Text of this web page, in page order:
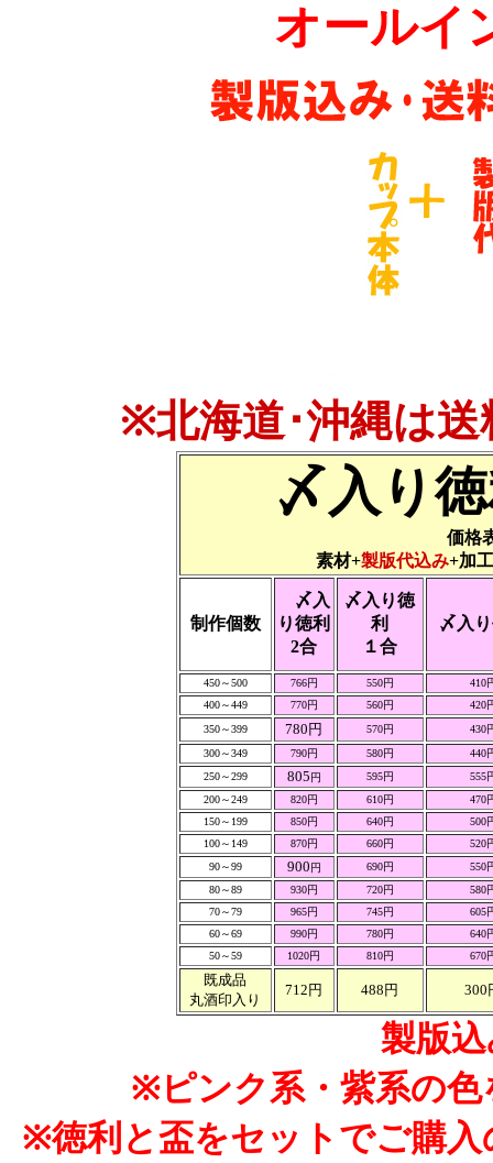
オールイ
※北海道･沖縄は送
〆入り
価格
素材+製版代込み+加
制作個数
〆入
り徳利
2合
〆入り徳
利
１合
〆入
450～500 766円 550円
410
400～449
770円 560円
420
350～399
780円 570円
430
300～349
790円 580円
440
250～299
805円 595円
555
200～249
820円 610円
470
150～199
850円 640円
500
100～149
870円 660円
520
90～99
900円 690円
550
80～89
930円 720円
580
70～79
965円 745円
605
60～69
990円 780円
640
50～59
1020円 810円 670
既成品
丸酒印入り
712円 488円 300
製版
※ピンク系・紫系の色
※徳利と盃をセットでご購